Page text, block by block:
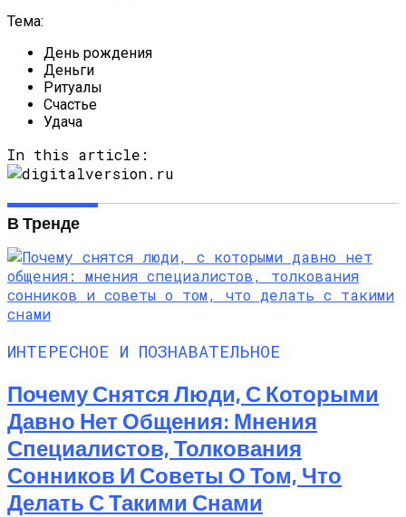
Тема:
День рождения
Деньги
Ритуалы
Счастье
Удача
In this article:
В Тренде
ИНТЕРЕСНОЕ И ПОЗНАВАТЕЛЬНОЕ
Почему Снятся Люди, С Которыми
Давно Нет Общения: Мнения
Специалистов, Толкования
Сонников И Советы О Том, Что
Делать С Такими Снами